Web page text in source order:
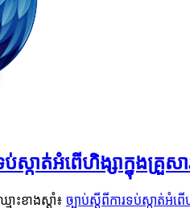
ស្កាត់អំពើហិង្សាក្នុងគ្រួសា
ះខាងស្តាំ៖ ច្បាប់ស្តីពីការទប់ស្កាត់អំពើ